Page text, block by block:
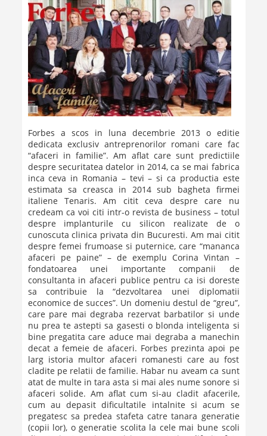
Forbes a scos in luna decembrie 2013 o editie
dedicata exclusiv antreprenorilor romani care fac
“afaceri in familie”. Am aflat care sunt predictiile
despre securitatea datelor in 2014, ca se mai fabrica
inca ceva in Romania – tevi – si ca productia este
estimata sa creasca in 2014 sub bagheta firmei
italiene Tenaris. Am citit ceva despre care nu
credeam ca voi citi intr-o revista de business – totul
despre implanturile cu silicon realizate de o
cunoscuta clinica privata din Bucuresti. Am mai citit
despre femei frumoase si puternice, care “mananca
afaceri pe paine” – de exemplu Corina Vintan –
fondatoarea unei importante companii de
consultanta in afaceri publice pentru ca isi doreste
sa contribuie la “dezvoltarea unei diplomatii
economice de succes”. Un domeniu destul de “greu”,
care pare mai degraba rezervat barbatilor si unde
nu prea te astepti sa gasesti o blonda inteligenta si
bine pregatita care aduce mai degraba a manechin
decat a femeie de afaceri. Forbes prezinta apoi pe
larg istoria multor afaceri romanesti care au fost
cladite pe relatii de familie. Habar nu aveam ca sunt
atat de multe in tara asta si mai ales nume sonore si
afaceri solide. Am aflat cum si-au cladit afacerile,
cum au depasit dificultatile intalnite si acum se
pregatesc sa predea stafeta catre tanara generatie
(copii lor), o generatie scolita la cele mai bune scoli